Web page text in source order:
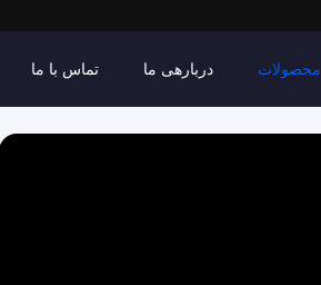
محصولات دربارهی ما تماس با ما